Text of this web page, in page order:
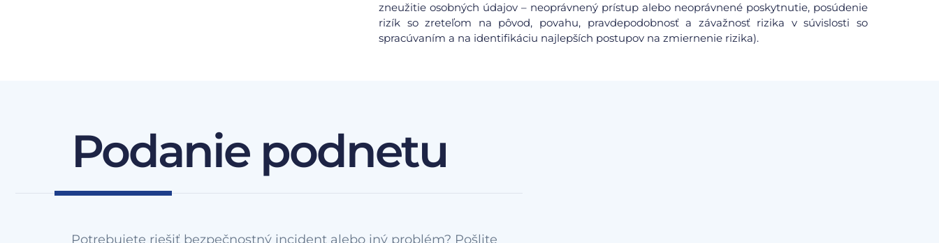
zneužitie osobných údajov – neoprávnený prístup alebo neoprávnené poskytnutie, posúdenie
rizík so zreteľom na pôvod, povahu, pravdepodobnosť a závažnosť rizika v súvislosti so
spracúvaním a na identifikáciu najlepších postupov na zmiernenie rizika).
Podanie podnetu
Potrebujete riešiť bezpečnostný incident alebo iný problém? Pošlite